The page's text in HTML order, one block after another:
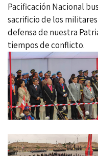
Pacificación Nacional
sacrificio de los
defensa de nuestra
tiempos de conflicto.